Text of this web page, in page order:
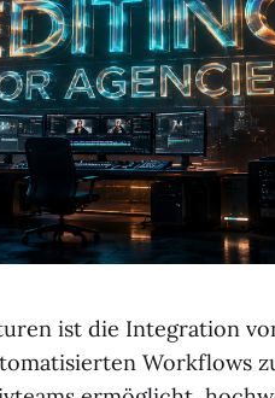
ist die Integration
Workflows